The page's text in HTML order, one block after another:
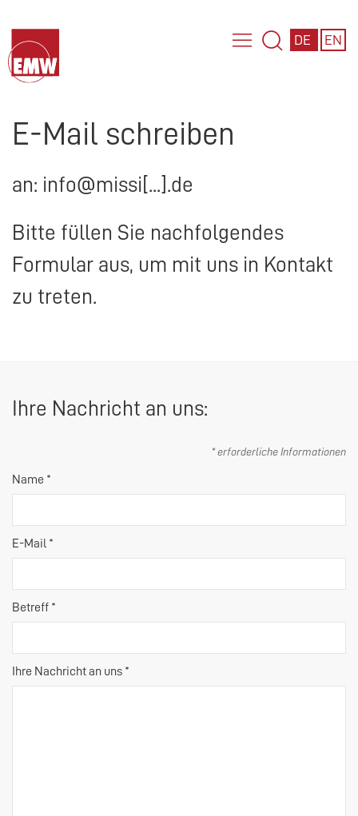
DE EN
E-Mail schreiben
an: info@missi[...].de
Bitte füllen Sie nachfolgendes
Formular aus, um mit uns in Kontakt
zu treten.
Ihre Nachricht an uns:
* erforderliche Informationen
Name *
E-Mail *
Betreff *
Ihre Nachricht an uns *